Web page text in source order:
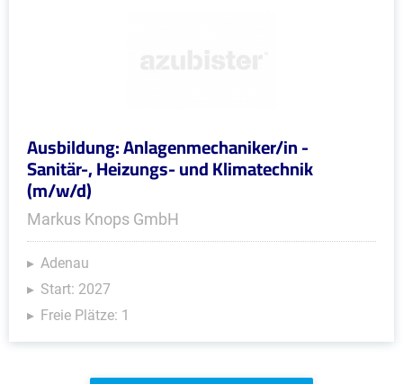
Ausbildung: Anlagenmechaniker/in -
Sanitär-, Heizungs- und Klimatechnik
(m/w/d)
Markus Knops GmbH
Adenau
Start: 2027
Freie Plätze: 1